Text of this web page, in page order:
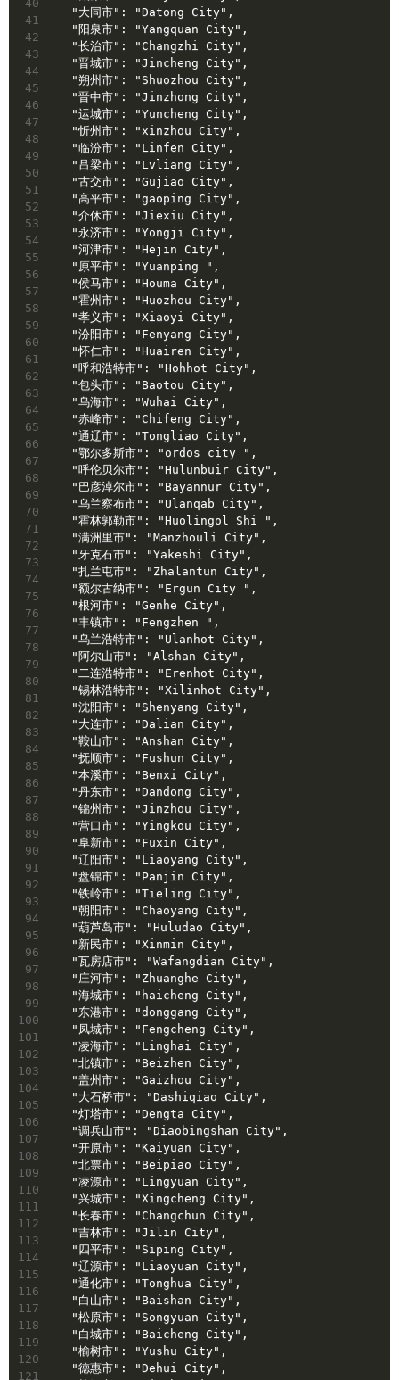
40
41
42
43
44
45
46
47
48
49
50
51
52
53
54
55
56
57
58
59
60
61
62
63
64
65
66
67
68
69
70
71
72
73
74
75
76
77
78
79
80
81
82
83
84
85
86
87
88
89
90
91
92
93
94
95
96
97
98
99
100
101
102
103
104
105
106
107
108
109
110
111
112
113
114
115
116
117
118
119
120
121
  "大同市": "Datong City",
  "阳泉市": "Yangquan City",
  "长治市": "Changzhi City",
  "晋城市": "Jincheng City",
  "朔州市": "Shuozhou City",
  "晋中市": "Jinzhong City",
  "运城市": "Yuncheng City",
  "忻州市": "xinzhou City",
  "临汾市": "Linfen City",
  "吕梁市": "Lvliang City",
  "古交市": "Gujiao City",
  "高平市": "gaoping City",
  "介休市": "Jiexiu City",
  "永济市": "Yongji City",
  "河津市": "Hejin City",
  "原平市": "Yuanping ",
  "侯马市": "Houma City",
  "霍州市": "Huozhou City",
  "孝义市": "Xiaoyi City",
  "汾阳市": "Fenyang City",
  "怀仁市": "Huairen City",
  "呼和浩特市": "Hohhot City",
  "包头市": "Baotou City",
  "乌海市": "Wuhai City",
  "赤峰市": "Chifeng City",
  "通辽市": "Tongliao City",
  "鄂尔多斯市": "ordos city ",
  "呼伦贝尔市": "Hulunbuir City",
  "巴彦淖尔市": "Bayannur City",
  "乌兰察布市": "Ulanqab City",
  "霍林郭勒市": "Huolingol Shi ",
  "满洲里市": "Manzhouli City",
  "牙克石市": "Yakeshi City",
  "扎兰屯市": "Zhalantun City",
  "额尔古纳市": "Ergun City ",
  "根河市": "Genhe City",
  "丰镇市": "Fengzhen ",
  "乌兰浩特市": "Ulanhot City",
  "阿尔山市": "Alshan City",
  "二连浩特市": "Erenhot City",
  "锡林浩特市": "Xilinhot City",
  "沈阳市": "Shenyang City",
  "大连市": "Dalian City",
  "鞍山市": "Anshan City",
  "抚顺市": "Fushun City",
  "本溪市": "Benxi City",
  "丹东市": "Dandong City",
  "锦州市": "Jinzhou City",
  "营口市": "Yingkou City",
  "阜新市": "Fuxin City",
  "辽阳市": "Liaoyang City",
  "盘锦市": "Panjin City",
  "铁岭市": "Tieling City",
  "朝阳市": "Chaoyang City",
  "葫芦岛市": "Huludao City",
  "新民市": "Xinmin City",
  "瓦房店市": "Wafangdian City",
  "庄河市": "Zhuanghe City",
  "海城市": "haicheng City",
  "东港市": "donggang City",
  "凤城市": "Fengcheng City",
  "凌海市": "Linghai City",
  "北镇市": "Beizhen City",
  "盖州市": "Gaizhou City",
  "大石桥市": "Dashiqiao City",
  "灯塔市": "Dengta City",
  "调兵山市": "Diaobingshan City",
  "开原市": "Kaiyuan City",
  "北票市": "Beipiao City",
  "凌源市": "Lingyuan City",
  "兴城市": "Xingcheng City",
  "长春市": "Changchun City",
  "吉林市": "Jilin City",
  "四平市": "Siping City",
  "辽源市": "Liaoyuan City",
  "通化市": "Tonghua City",
  "白山市": "Baishan City",
  "松原市": "Songyuan City",
  "白城市": "Baicheng City",
  "榆树市": "Yushu City",
  "德惠市": "Dehui City",